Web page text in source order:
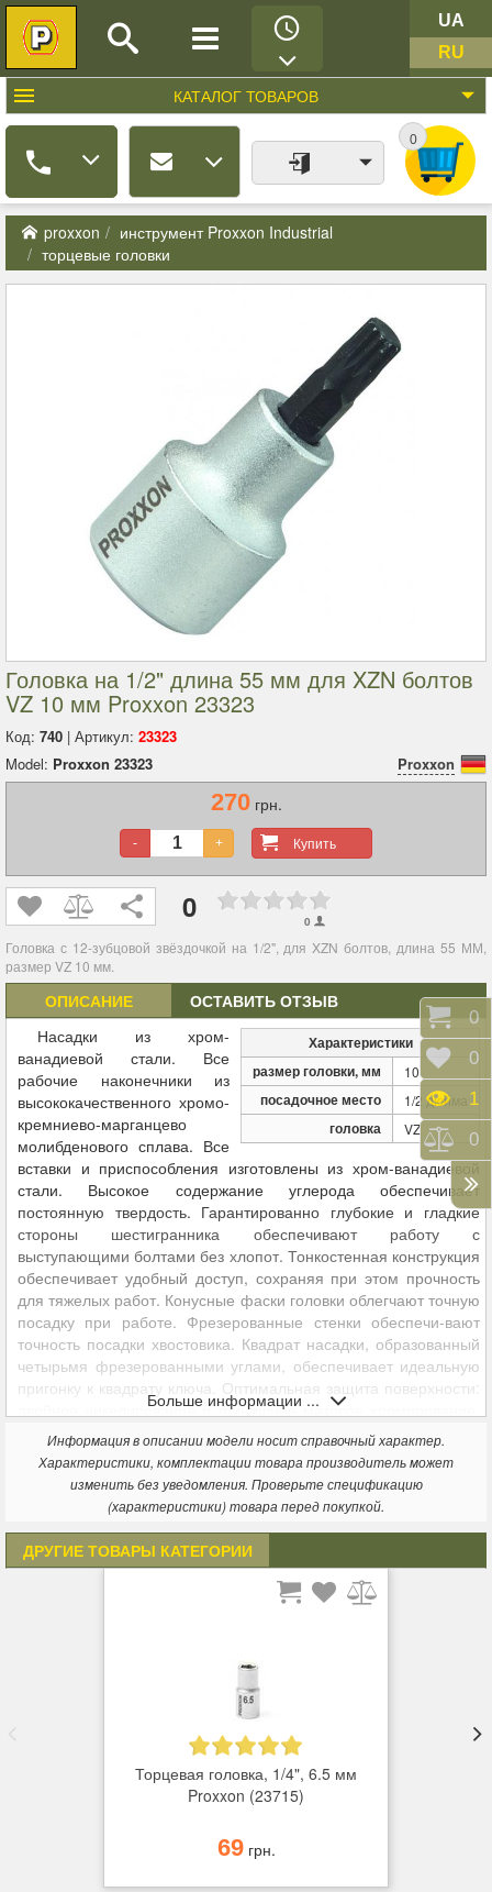
UA
RU
КАТАЛОГ ТОВАРОВ
0
proxxon
инструмент Proxxon Industrial
торцевые головки
Головка на 1/2" длина 55 мм для XZN болтов
VZ 10 мм Proxxon 23323
Код: 740 | Артикул: 23323
Model: Proxxon 23323 Proxxon
270грн.
Купить
- +
0 0
Головка с 12-зубцовой звёздочкой на 1/2", для XZN болтов, длина 55 ММ,
размер VZ 10 мм.
ОПИСАНИЕ ОСТАВИТЬ ОТЗЫВ
Характеристики
размер головки, мм
10
посадочное место 1/2 дюйма
головка VZ
Насадки из хром-
ванадиевой стали. Все
рабочие наконечники из
высококачественного хромо-
кремниево-марганцево
молибденового сплава. Все
вставки и приспособления изготовлены из хром-ванадиевой
стали. Высокое содержание углерода обеспечивает
постоянную твердость. Гарантированно глубокие и гладкие
стороны шестигранника обеспечивают работу с
выступающими болтами без хлопот. Тонкостенная конструкция
обеспечивает удобный доступ, сохраняя при этом прочность
для тяжелых работ. Конусные фаски головки облегчают точную
посадку при работе. Фрезерованные стенки обеспечи-вают
точность посадки хвостовика. Квадрат насадки, образованный
четырьмя фрезерованными углами, обеспечивает идеальную
пригонку к квадрату ключа. Оптимальная защита поверхности:
двойное никелирование и финишное матовое хромирование.
Высочайшее качество, превосходящее все ожидания.
Твердость и жесткость выше требуемых стандартов DIN/ISO.
Допуски соответствуют всем предписанным нормам. Размеры
на насадках легко прочесть даже после 20 лет использования!
Движущее усилие при завинчивании передается на грани
гайки или болта, а не на углы. Это дает возможность большой
силы затягивания при том, что углы гайки или болта остаются
Больше информации ...
Информация в описании модели носит справочный характер.
Характеристики, комплектации товара производитель может
изменить без уведомления. Проверьте спецификацию
(характеристики) товара перед покупкой.
ДРУГИЕ ТОВАРЫ КАТЕГОРИИ
Торцевая головка, 1/4", 6.5 мм
Proxxon (23715)
69грн.
0
0
1
0